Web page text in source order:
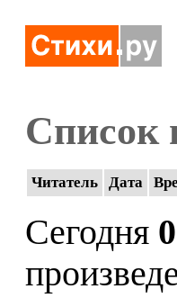
Список
Читатель Дата
Сегодня 0